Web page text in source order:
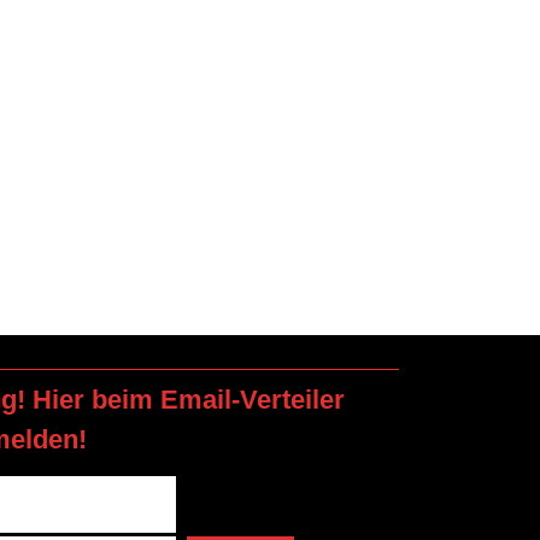
Hier beim Email-Verteiler